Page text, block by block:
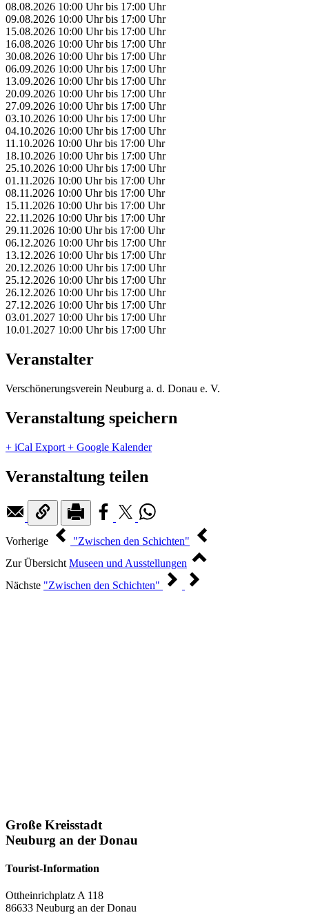
08.08.2026 10:00 Uhrbis 17:00 Uhr
09.08.2026 10:00 Uhrbis 17:00 Uhr
15.08.2026 10:00 Uhrbis 17:00 Uhr
16.08.2026 10:00 Uhrbis 17:00 Uhr
30.08.2026 10:00 Uhrbis 17:00 Uhr
06.09.2026 10:00 Uhrbis 17:00 Uhr
13.09.2026 10:00 Uhrbis 17:00 Uhr
20.09.2026 10:00 Uhrbis 17:00 Uhr
27.09.2026 10:00 Uhrbis 17:00 Uhr
03.10.2026 10:00 Uhrbis 17:00 Uhr
04.10.2026 10:00 Uhrbis 17:00 Uhr
11.10.2026 10:00 Uhrbis 17:00 Uhr
18.10.2026 10:00 Uhrbis 17:00 Uhr
25.10.2026 10:00 Uhrbis 17:00 Uhr
01.11.2026 10:00 Uhrbis 17:00 Uhr
08.11.2026 10:00 Uhrbis 17:00 Uhr
15.11.2026 10:00 Uhrbis 17:00 Uhr
22.11.2026 10:00 Uhrbis 17:00 Uhr
29.11.2026 10:00 Uhrbis 17:00 Uhr
06.12.2026 10:00 Uhrbis 17:00 Uhr
13.12.2026 10:00 Uhrbis 17:00 Uhr
20.12.2026 10:00 Uhrbis 17:00 Uhr
25.12.2026 10:00 Uhrbis 17:00 Uhr
26.12.2026 10:00 Uhrbis 17:00 Uhr
27.12.2026 10:00 Uhrbis 17:00 Uhr
03.01.2027 10:00 Uhrbis 17:00 Uhr
10.01.2027 10:00 Uhrbis 17:00 Uhr
Veranstalter
Verschönerungsverein Neuburg a. d. Donau e. V.
Veranstaltung speichern
+ iCal Export + Google Kalender
Veranstaltung teilen
Vorherige
"Zwischen den Schichten"
Zur Übersicht Museen und Ausstellungen
Nächste "Zwischen den Schichten"
Große Kreisstadt
Neuburg an der Donau
Tourist-Information
Ottheinrichplatz A 118
86633 Neuburg an der Donau